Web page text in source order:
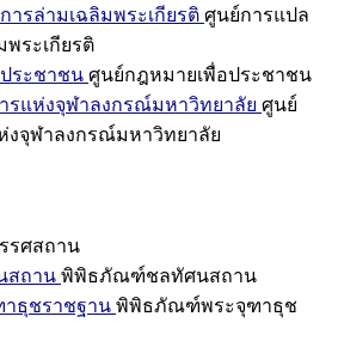
ารล่ามเฉลิมพระเกียรติ ศูนย์การแปล
พระเกียรติ
ระชาชน ศูนย์กฎหมายเพื่อประชาชน
รแห่งจุฬาลงกรณ์มหาวิทยาลัย ศูนย์
งจุฬาลงกรณ์มหาวิทยาลัย
รศสถาน
ถาน พิพิธภัณฑ์ชลทัศนสถาน
ธุชราชฐาน พิพิธภัณฑ์พระจุฑาธุช